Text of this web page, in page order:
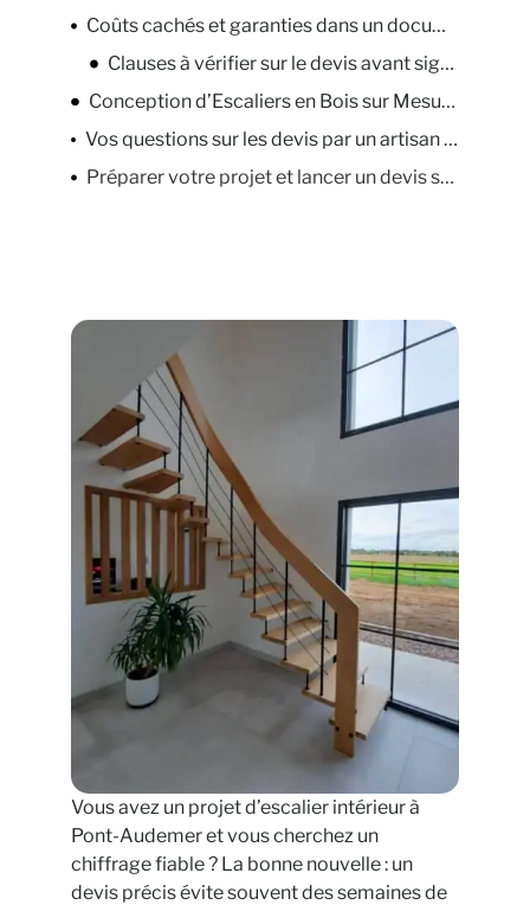
Coûts cachés et garanties dans un document chiffré pour escalier
Clauses à vérifier sur le devis avant signature
Conception d’Escaliers en Bois sur Mesure à Bernay
Vos questions sur les devis par un artisan menuisier en escalier à pont-audemer
Préparer votre projet et lancer un devis sur mesure à Pont-Audemer
Vous avez un projet d’escalier intérieur à
Pont-Audemer et vous cherchez un
chiffrage fiable ? La bonne nouvelle : un
devis précis évite souvent des semaines de